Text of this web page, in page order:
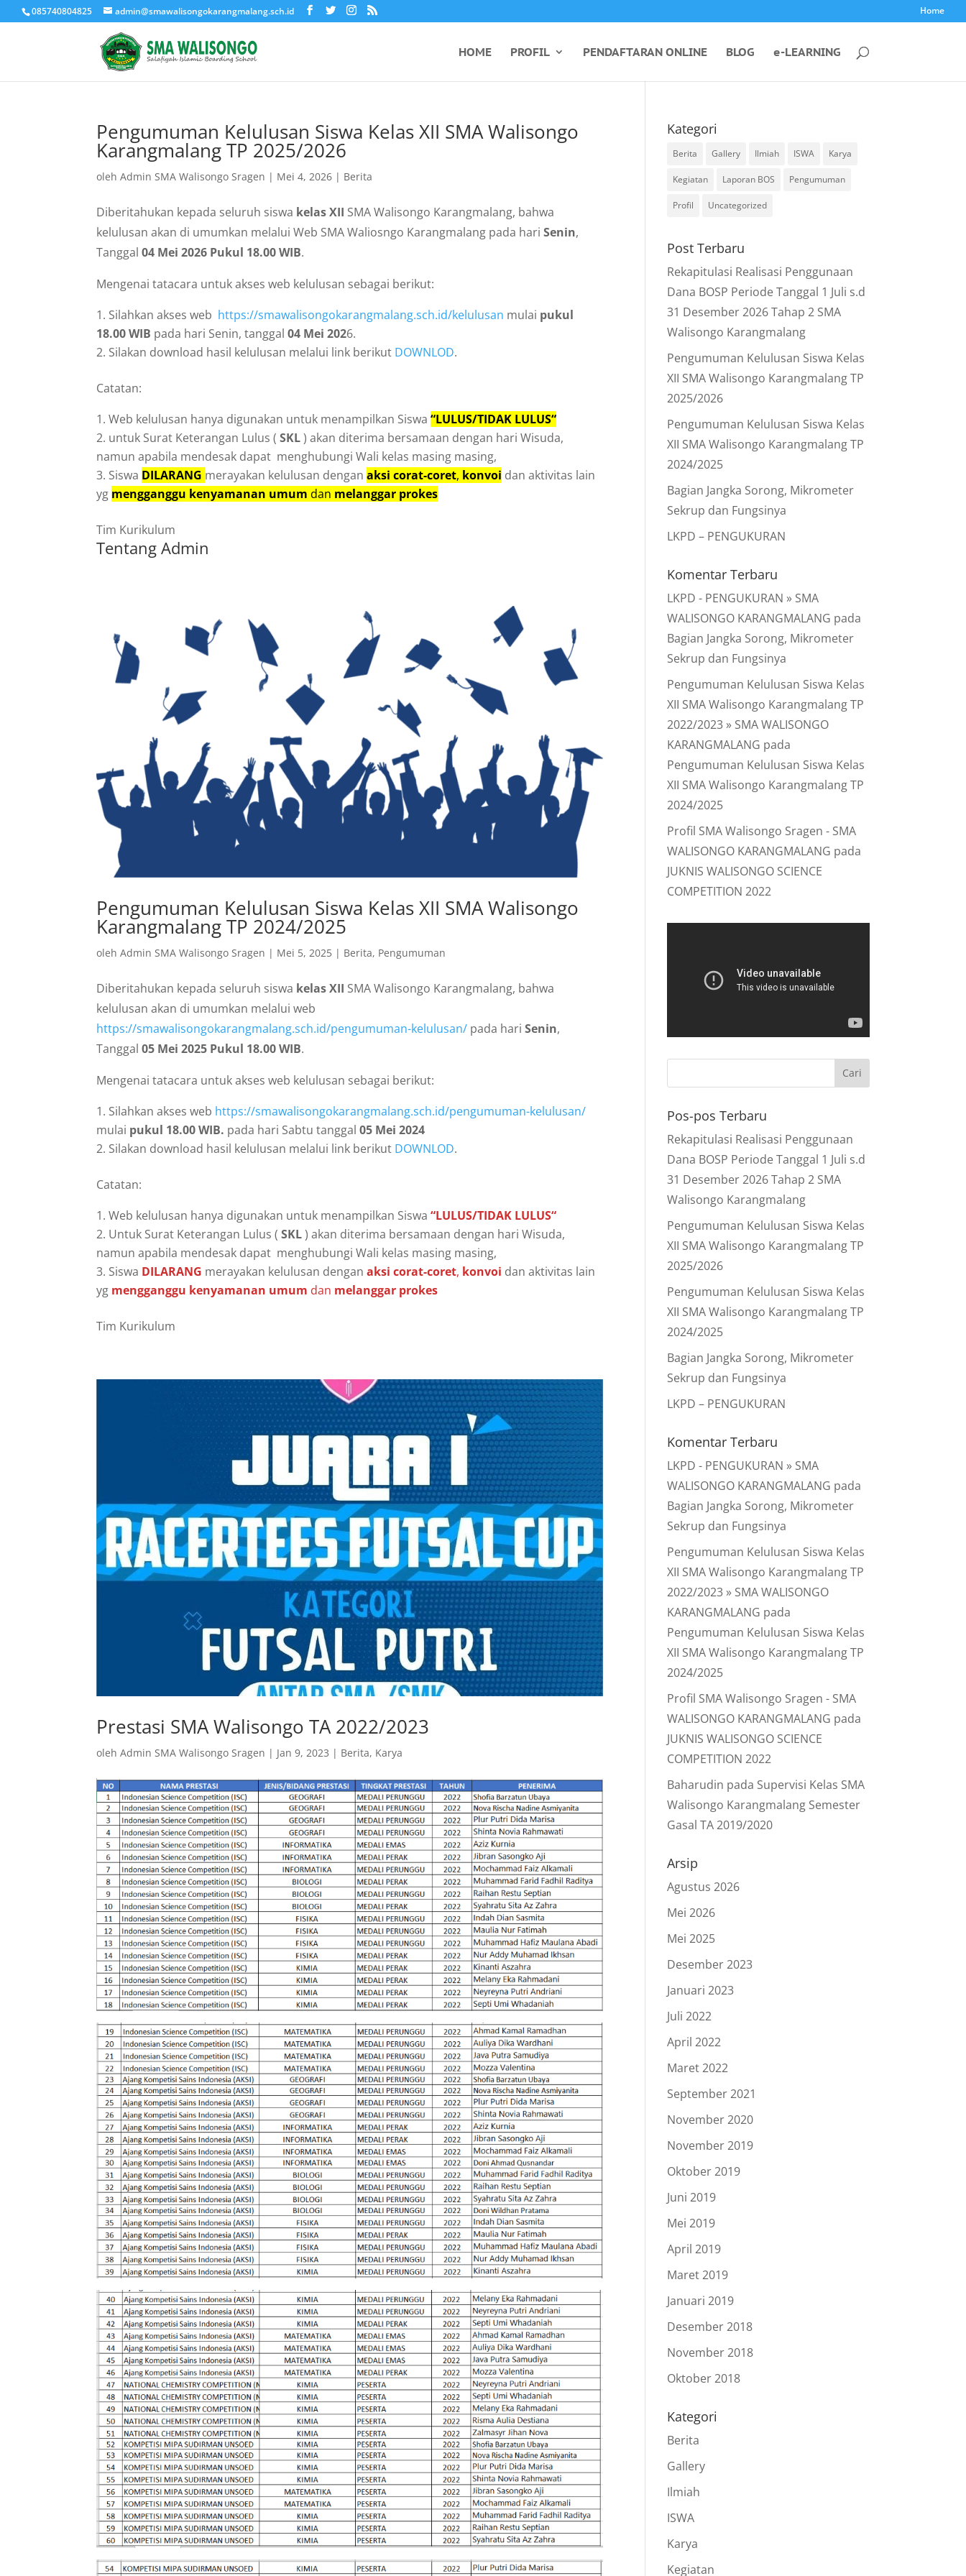
085740804825 admin@smawalisongokarangmalang.sch.id Home
HOME PROFIL PENDAFTARAN ONLINE BLOG e-LEARNING
Pengumuman Kelulusan Siswa Kelas XII SMA Walisongo
Karangmalang TP 2025/2026
olehAdmin SMA Walisongo Sragen | Mei 4, 2026 | Berita
Diberitahukan kepada seluruh siswa kelas XII SMA Walisongo Karangmalang, bahwa
kelulusan akan di umumkan melalui Web SMA Waliosngo Karangmalang pada hari Senin,
Tanggal04 Mei 2026 Pukul 18.00 WIB.
Mengenai tatacara untuk akses web kelulusan sebagai berikut:
Silahkan akses web https://smawalisongokarangmalang.sch.id/kelulusan mulai pukul
18.00 WIB pada hari Senin, tanggal04 Mei 2026.
Silakan download hasil kelulusan melalui link berikut DOWNLOD.
Catatan:
Web kelulusan hanya digunakan untuk menampilkan Siswa“LULUS/TIDAK LULUS“
untuk Surat Keterangan Lulus (SKL) akan diterima bersamaan dengan hari Wisuda,
namun apabila mendesak dapat menghubungi Wali kelas masing masing,
Siswa DILARANG merayakan kelulusan denganaksi corat-coret, konvoi dan aktivitas lain
yg mengganggu kenyamanan umum dan melanggar prokes
Tim Kurikulum
Tentang Admin
Pengumuman Kelulusan Siswa Kelas XII SMA Walisongo
Karangmalang TP 2024/2025
olehAdmin SMA Walisongo Sragen | Mei 5, 2025 | Berita, Pengumuman
Diberitahukan kepada seluruh siswa kelas XII SMA Walisongo Karangmalang, bahwa
kelulusan akan di umumkan melalui web
https://smawalisongokarangmalang.sch.id/pengumuman-kelulusan/ pada hari Senin,
Tanggal05 Mei 2025 Pukul 18.00 WIB.
Mengenai tatacara untuk akses web kelulusan sebagai berikut:
Silahkan akses web https://smawalisongokarangmalang.sch.id/pengumuman-kelulusan/
mulai pukul 18.00 WIB. pada hari Sabtu tanggal05 Mei 2024
Silakan download hasil kelulusan melalui link berikut DOWNLOD.
Catatan:
Web kelulusan hanya digunakan untuk menampilkan Siswa“LULUS/TIDAK LULUS“
Untuk Surat Keterangan Lulus (SKL) akan diterima bersamaan dengan hari Wisuda,
namun apabila mendesak dapat menghubungi Wali kelas masing masing,
Siswa DILARANG merayakan kelulusan denganaksi corat-coret, konvoi dan aktivitas lain
yg mengganggu kenyamanan umum dan melanggar prokes
Tim Kurikulum
Prestasi SMA Walisongo TA 2022/2023
olehAdmin SMA Walisongo Sragen | Jan 9, 2023 | Berita, Karya
Kategori
Berita Gallery Ilmiah ISWA Karya
Kegiatan Laporan BOS Pengumuman
Profil Uncategorized
Post Terbaru
Rekapitulasi Realisasi Penggunaan
Dana BOSP Periode Tanggal 1 Juli s.d
31 Desember 2026 Tahap 2 SMA
Walisongo Karangmalang
Pengumuman Kelulusan Siswa Kelas
XII SMA Walisongo Karangmalang TP
2025/2026
Pengumuman Kelulusan Siswa Kelas
XII SMA Walisongo Karangmalang TP
2024/2025
Bagian Jangka Sorong, Mikrometer
Sekrup dan Fungsinya
LKPD – PENGUKURAN
Komentar Terbaru
LKPD - PENGUKURAN » SMA
WALISONGO KARANGMALANG pada
Bagian Jangka Sorong, Mikrometer
Sekrup dan Fungsinya
Pengumuman Kelulusan Siswa Kelas
XII SMA Walisongo Karangmalang TP
2022/2023 » SMA WALISONGO
KARANGMALANG pada
Pengumuman Kelulusan Siswa Kelas
XII SMA Walisongo Karangmalang TP
2024/2025
Profil SMA Walisongo Sragen - SMA
WALISONGO KARANGMALANG pada
JUKNIS WALISONGO SCIENCE
COMPETITION 2022
Pos-pos Terbaru
Rekapitulasi Realisasi Penggunaan
Dana BOSP Periode Tanggal 1 Juli s.d
31 Desember 2026 Tahap 2 SMA
Walisongo Karangmalang
Pengumuman Kelulusan Siswa Kelas
XII SMA Walisongo Karangmalang TP
2025/2026
Pengumuman Kelulusan Siswa Kelas
XII SMA Walisongo Karangmalang TP
2024/2025
Bagian Jangka Sorong, Mikrometer
Sekrup dan Fungsinya
LKPD – PENGUKURAN
Komentar Terbaru
LKPD - PENGUKURAN » SMA
WALISONGO KARANGMALANG pada
Bagian Jangka Sorong, Mikrometer
Sekrup dan Fungsinya
Pengumuman Kelulusan Siswa Kelas
XII SMA Walisongo Karangmalang TP
2022/2023 » SMA WALISONGO
KARANGMALANG pada
Pengumuman Kelulusan Siswa Kelas
XII SMA Walisongo Karangmalang TP
2024/2025
Profil SMA Walisongo Sragen - SMA
WALISONGO KARANGMALANG pada
JUKNIS WALISONGO SCIENCE
COMPETITION 2022
Baharudin pada Supervisi Kelas SMA
Walisongo Karangmalang Semester
Gasal TA 2019/2020
Arsip
Agustus 2026
Mei 2026
Mei 2025
Desember 2023
Januari 2023
Juli 2022
April 2022
Maret 2022
September 2021
November 2020
November 2019
Oktober 2019
Juni 2019
Mei 2019
April 2019
Maret 2019
Januari 2019
Desember 2018
November 2018
Oktober 2018
Kategori
Berita
Gallery
Ilmiah
ISWA
Karya
Kegiatan